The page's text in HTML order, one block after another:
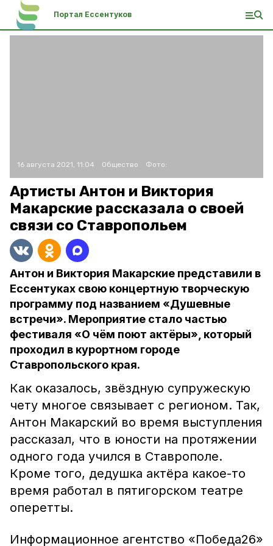
Портал Ессентуков
16 августа 2021, 11:04 Общество Фото:
Артисты Антон и Виктория
Макарские рассказала о своей
связи со Ставропольем
Антон и Виктория Макарские представили в
Ессентуках свою концертную творческую
программу под названием «Душевные
встречи». Мероприятие стало частью
фестиваля «О чём поют актёры», который
проходил в курортном городе
Ставропольского края.
Как оказалось, звёздную супружескую
чету многое связывает с регионом. Так,
Антон Макарский во время выступления
рассказал, что в юности на протяжении
одного года учился в Ставрополе.
Кроме того, дедушка актёра какое-то
время работал в пятигорском театре
оперетты.
Информационное агентство «Победа26»